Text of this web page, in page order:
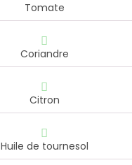
Tomate
Coriandre
Citron
Huile de tournesol